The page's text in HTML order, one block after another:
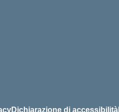
Dichiarazione di accessibilità